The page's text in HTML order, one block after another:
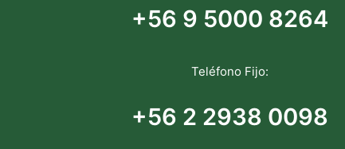
+56 9 5000 8264
Teléfono Fijo:
+56 2 2938 0098